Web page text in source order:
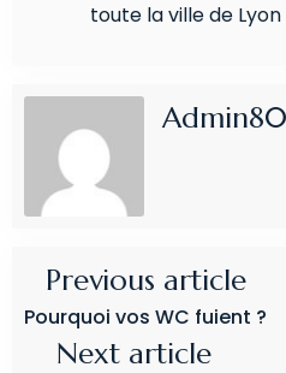
toute la ville de
Previous article
Pourquoi vos WC fuient ?
Next article